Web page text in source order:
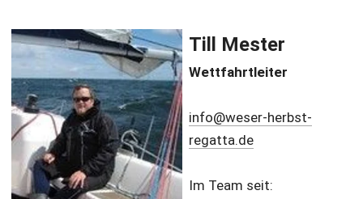
Till Mester
Wettfahrtleiter
info@weser-herbst-
regatta.de
Im Team seit: